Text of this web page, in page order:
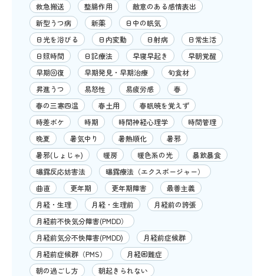
救急搬送
整腸作用
敵意のある感情表出
新型うつ病
新薬
日中の眠気
日光を浴びる
日内変動 日射病
日常生活
日照時間
日記療法 早寝早起き
早朝覚醒
早期回復
早期発見・早期治療
旬食材
昇進うつ
易怒性 易疲労感
春
春の三寒四温
春土用
春眠暁を覚えず
時差ボケ
時期 時間神経心理学
時間管理
晩夏
暑気中り 暑熱順化
暑邪
暑邪(しょじゃ)
暖房 暖色系の光
暴飲暴食
曝露反応妨害法
曝露療法（エクスポージャー）
曲直
更年期 更年期障害
最善主義
月経・生理
月経・生理前
月経前の誇張
月経前不快気分障害(PMDD）
月経前気分不快障害(PMDD)
月経前症候群
月経前症候群（PMS）
月経困難症
朝の過ごし方
朝起きられない